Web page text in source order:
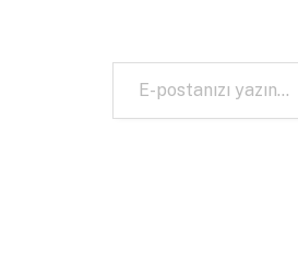
E-postanızı yazın…